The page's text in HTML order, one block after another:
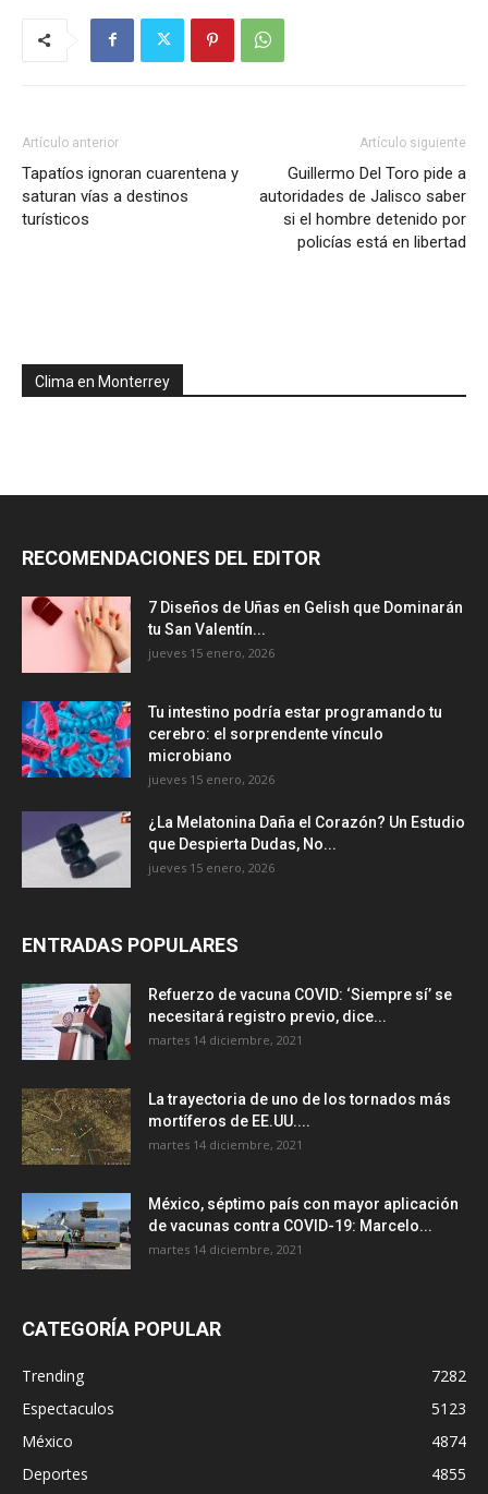
Artículo anterior
Tapatíos ignoran cuarentena y
saturan vías a destinos
turísticos
Artículo siguiente
Guillermo Del Toro pide a
autoridades de Jalisco saber
si el hombre detenido por
policías está en libertad
Clima en Monterrey
RECOMENDACIONES DEL EDITOR
7 Diseños de Uñas en Gelish que Dominarán
tu San Valentín...
jueves 15 enero, 2026
Tu intestino podría estar programando tu
cerebro: el sorprendente vínculo
microbiano
jueves 15 enero, 2026
¿La Melatonina Daña el Corazón? Un Estudio
que Despierta Dudas, No...
jueves 15 enero, 2026
ENTRADAS POPULARES
Refuerzo de vacuna COVID: ‘Siempre sí’ se
necesitará registro previo, dice...
martes 14 diciembre, 2021
La trayectoria de uno de los tornados más
mortíferos de EE.UU....
martes 14 diciembre, 2021
México, séptimo país con mayor aplicación
de vacunas contra COVID-19: Marcelo...
martes 14 diciembre, 2021
CATEGORÍA POPULAR
Trending
7282
Espectaculos
5123
México
4874
Deportes
4855